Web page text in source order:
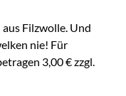
Filzwolle. Und
nie! Für
3,00 € zzgl.